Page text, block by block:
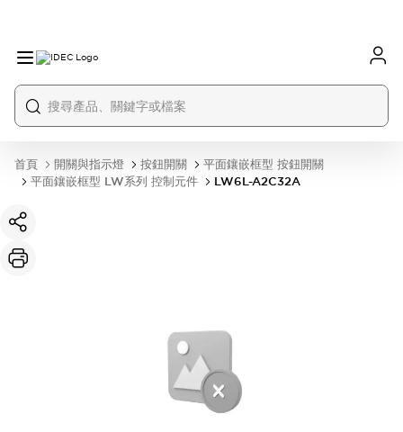
首頁 開關與指示燈 按鈕開關
平面鑲嵌框型 按鈕開關
平面鑲嵌框型 LW系列 控制元件
LW6L-A2C32A